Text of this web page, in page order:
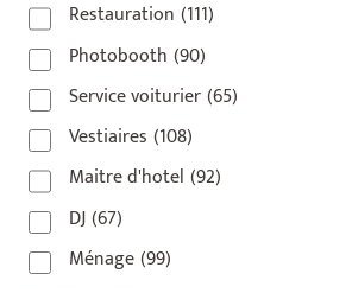
75015 (3)
75016(14)
75017(2)
75018(7)
75019(4)
75020
92110(1)
Restauration (111)
Photobooth (90)
Service voiturier(65)
Vestiaires (108)
Maitre d'hotel (92)
DJ(67)
Ménage(99)